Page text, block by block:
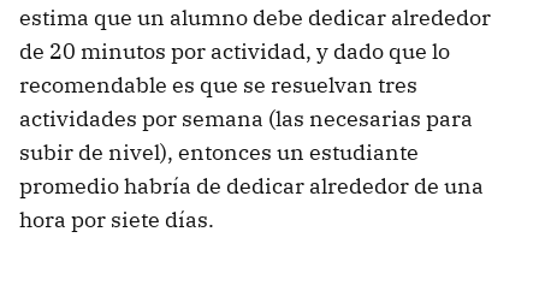
estima que un alumno debe dedicar alrededor
de 20 minutos por actividad, y dado que lo
recomendable es que se resuelvan tres
actividades por semana (las necesarias para
subir de nivel), entonces un estudiante
promedio habría de dedicar alrededor de una
hora por siete días.